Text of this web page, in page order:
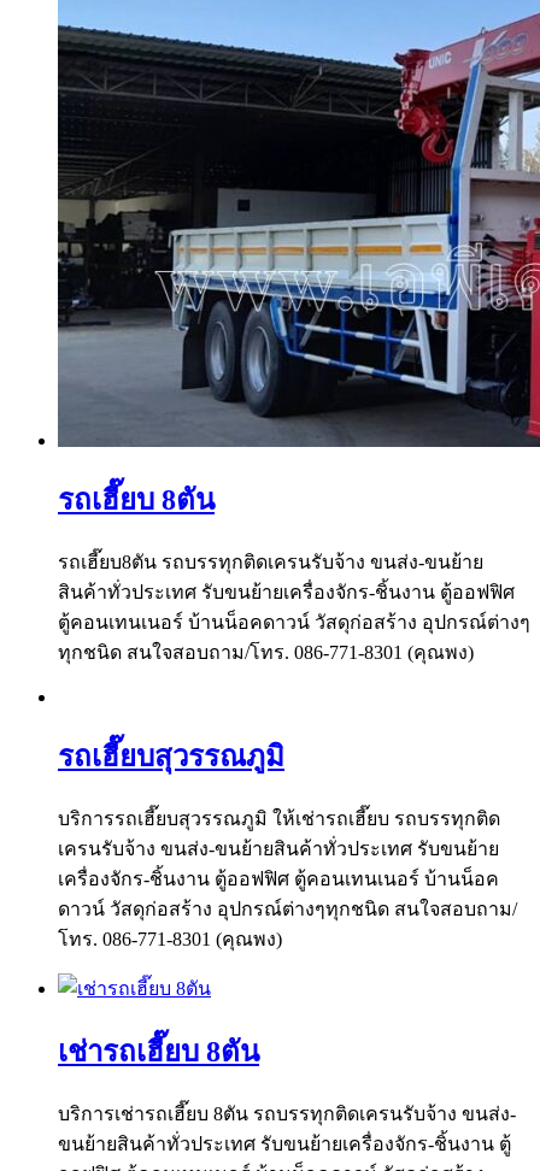
รถเฮี๊ยบ 8ตัน
รถเฮี๊ยบ8ตัน รถบรรทุกติดเครนรับจ้าง ขนส่ง-ขนย้าย
สินค้าทั่วประเทศ รับขนย้ายเครื่องจักร-ชิ้นงาน ตู้ออฟฟิศ
ตู้คอนเทนเนอร์ บ้านน็อคดาวน์ วัสดุก่อสร้าง อุปกรณ์ต่างๆ
ทุกชนิด สนใจสอบถาม/โทร. 086-771-8301 (คุณพง)
รถเฮี๊ยบสุวรรณภูมิ
บริการรถเฮี๊ยบสุวรรณภูมิ ให้เช่ารถเฮี๊ยบ รถบรรทุกติด
เครนรับจ้าง ขนส่ง-ขนย้ายสินค้าทั่วประเทศ รับขนย้าย
เครื่องจักร-ชิ้นงาน ตู้ออฟฟิศ ตู้คอนเทนเนอร์ บ้านน็อค
ดาวน์ วัสดุก่อสร้าง อุปกรณ์ต่างๆทุกชนิด สนใจสอบถาม/
โทร. 086-771-8301 (คุณพง)
เช่ารถเฮี๊ยบ 8ตัน
บริการเช่ารถเฮี๊ยบ 8ตัน รถบรรทุกติดเครนรับจ้าง ขนส่ง-
ขนย้ายสินค้าทั่วประเทศ รับขนย้ายเครื่องจักร-ชิ้นงาน ตู้